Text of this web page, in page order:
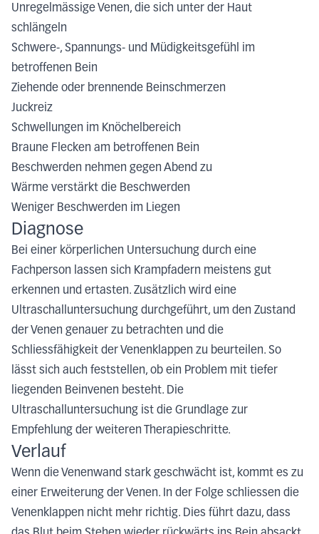
Unregelmässige Venen, die sich unter der Haut
schlängeln
Schwere-, Spannungs- und Müdigkeitsgefühl im
betroffenen Bein
Ziehende oder brennende Beinschmerzen
Juckreiz
Schwellungen im Knöchelbereich
Braune Flecken am betroffenen Bein
Beschwerden nehmen gegen Abend zu
Wärme verstärkt die Beschwerden
Weniger Beschwerden im Liegen
Diagnose
Bei einer körperlichen Untersuchung durch eine
Fachperson lassen sich Krampfadern meistens gut
erkennen und ertasten. Zusätzlich wird eine
Ultraschalluntersuchung durchgeführt, um den Zustand
der Venen genauer zu betrachten und die
Schliessfähigkeit der Venenklappen zu beurteilen. So
lässt sich auch feststellen, ob ein Problem mit tiefer
liegenden Beinvenen besteht. Die
Ultraschalluntersuchung ist die Grundlage zur
Empfehlung der weiteren Therapieschritte.
Verlauf
Wenn die Venenwand stark geschwächt ist, kommt es zu
einer Erweiterung der Venen. In der Folge schliessen die
Venenklappen nicht mehr richtig. Dies führt dazu, dass